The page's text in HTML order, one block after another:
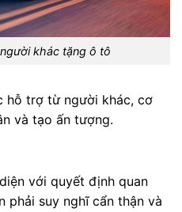
khác tặng ô tô
hỗ trợ từ người khác, cơ
và tạo ấn tượng.
với quyết định quan
phải suy nghĩ cẩn thận và